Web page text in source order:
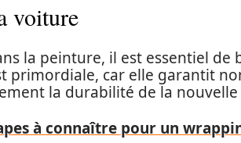
voiture
la peinture, il est essentiel de
primordiale, car elle garantit
la durabilité de la
à connaître pour un